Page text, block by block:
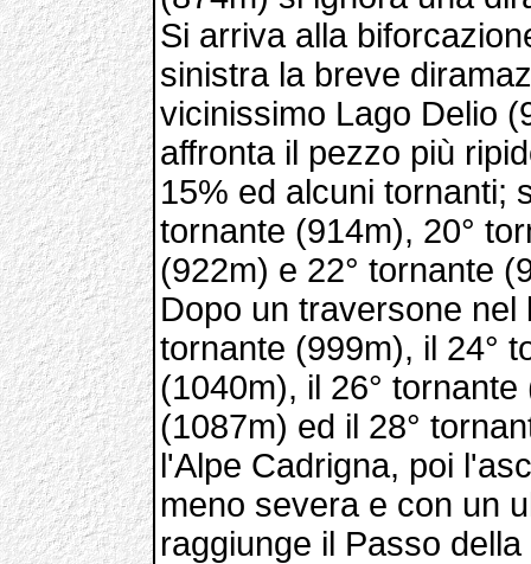
Si arriva alla
sinistra la breve
vicinissimo Lago Delio
affronta il pezzo più
15% ed alcuni tornanti;
tornante (914m), 20°
(922m) e 22° tornante
Dopo un traversone nel
tornante (999m), il 24°
(1040m), il 26°
(1087m) ed il 28°
l'Alpe Cadrigna, poi
meno severa e con un
raggiunge il Passo